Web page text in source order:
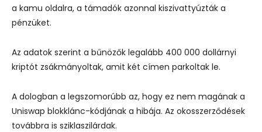
a kamu oldalra, a támadók azonnal kiszivattyúzták a
pénzüket.
Az adatok szerint a bűnözők legalább 400 000 dollárnyi
kriptót zsákmányoltak, amit két címen parkoltak le.
A dologban a legszomorúbb az, hogy ez nem magának a
Uniswap blokklánc-kódjának a hibája. Az okosszerződések
továbbra is sziklaszilárdak.